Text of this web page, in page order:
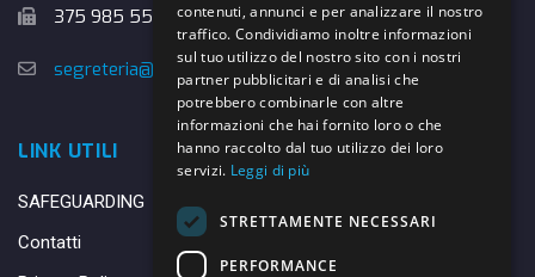
375 985 5526
segreteria@danybasket.it
LINK UTILI
SAFEGUARDING
Contatti
contenuti, annunci e per analizzare il nostro
traffico. Condividiamo inoltre informazioni
sul tuo utilizzo del nostro sito con i nostri
partner pubblicitari e di analisi che
potrebbero combinarle con altre
informazioni che hai fornito loro o che
hanno raccolto dal tuo utilizzo dei loro
servizi. Leggi di più
STRETTAMENTE NECESSARI
PERFORMANCE